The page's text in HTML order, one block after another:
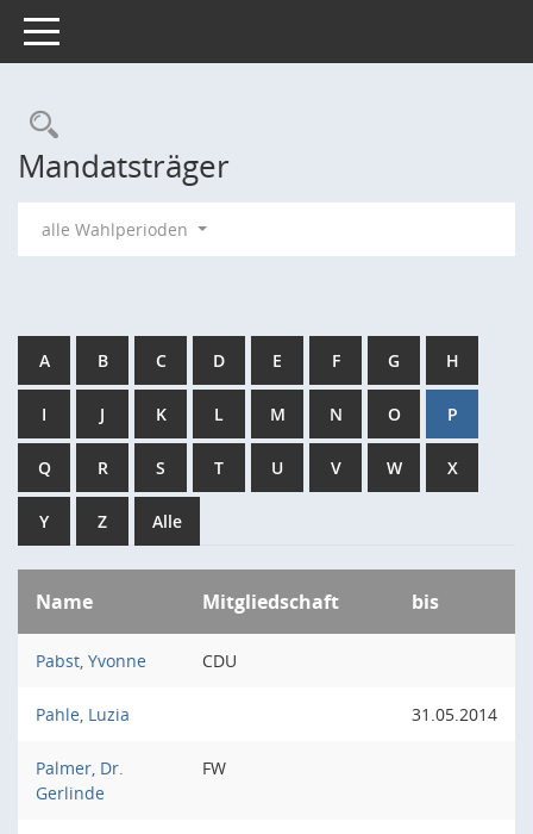
Toggle navigation
Rechercheauswahl
Mandatsträger
alle Wahlperioden
A B C D E F G H
I J K L M N O P
Q R S T U V W X
Y Z Alle
Name Mitgliedschaft bis
Pabst, Yvonne CDU
Pahle, Luzia 31.05.2014
Palmer, Dr.
Gerlinde
FW